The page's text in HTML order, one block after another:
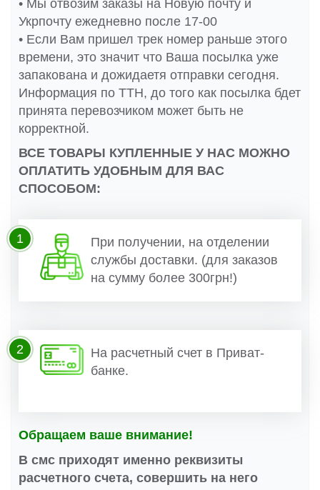
• Мы отвозим заказы на Новую почту и
Укрпочту ежедневно после 17-00
• Если Вам пришел трек номер раньше этого
времени, это значит что Ваша посылка уже
запакована и дожидаетя отправки сегодня.
Информация по ТТН, до того как посылка бдет
принята перевозчиком может быть не
корректной.
ВСЕ ТОВАРЫ КУПЛЕННЫЕ У НАС МОЖНО
ОПЛАТИТЬ УДОБНЫМ ДЛЯ ВАС
СПОСОБОМ:
При получении, на отделении
службы доставки. (для заказов
на сумму более 300грн!)
1
На расчетный счет в Приват-
банке.
2
Обращаем ваше внимание!
В смс приходят именно реквизиты
расчетного счета, совершить на него